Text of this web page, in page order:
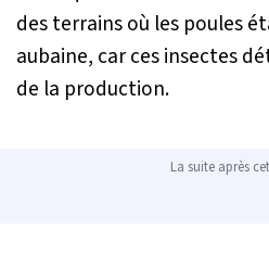
des terrains où les poules
aubaine, car ces insectes
de la production.
La suite après